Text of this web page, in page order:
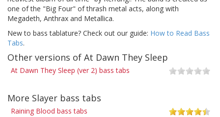
one of the "Big Four" of thrash metal acts, along with
Megadeth, Anthrax and Metallica.
New to bass tablature? Check out our guide: How to Read Bass
Tabs.
Other versions of At Dawn They Sleep
At Dawn They Sleep (ver 2) bass tabs
More Slayer bass tabs
Raining Blood bass tabs